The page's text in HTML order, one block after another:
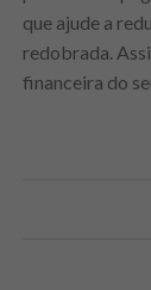
que ajude a
redobrada.
financeira do